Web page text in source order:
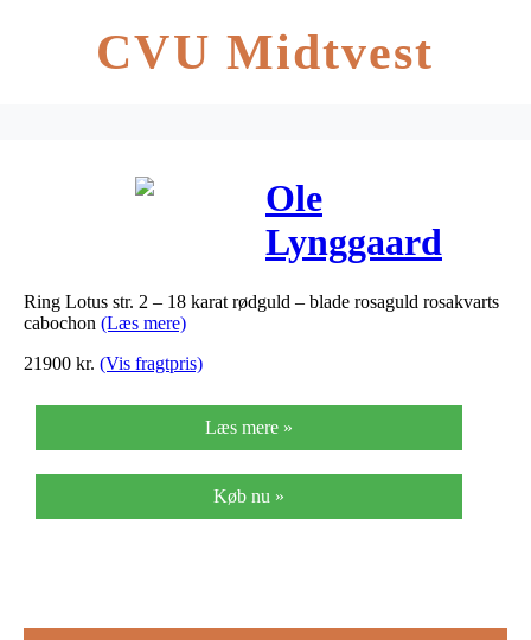
CVU Midtvest
Ole
Lynggaard
Ring Lotus str.
blade rosaguld
rosakvarts
cabochon
Ring Lotus str. 2 – 18 karat rødguld – blade rosaguld rosakvarts
cabochon (Læs mere)
21900 kr. (Vis fragtpris)
Læs mere »
Køb nu »